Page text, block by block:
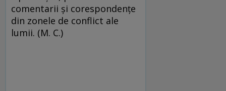
comentarii şi corespondenţe
din zonele de conflict ale
lumii. (M. C.)